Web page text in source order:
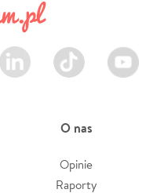
LinkedIn TikTok Youtube
O nas
Opinie
Raporty